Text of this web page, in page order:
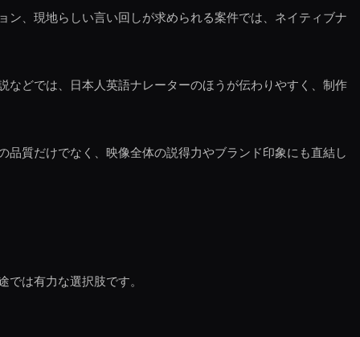
、現地らしい言い回しが求められる案件では、ネイティブナ
どでは、日本人英語ナレーターのほうが伝わりやすく、制作
質だけでなく、映像全体の説得力やブランド印象にも直結し
は有力な選択肢です。